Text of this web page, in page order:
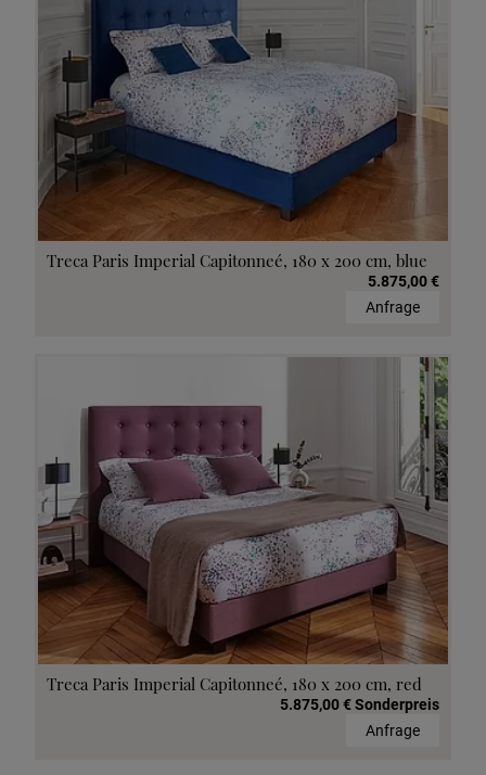
Treca Paris Imperial Capitonneé, 180 x 200 cm, blue
5.875,00 €
Anfrage
Treca Paris Imperial Capitonneé, 180 x 200 cm, red
5.875,00 € Sonderpreis
Anfrage